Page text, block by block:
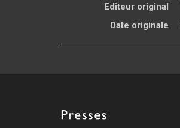
Editeur original
Date originale